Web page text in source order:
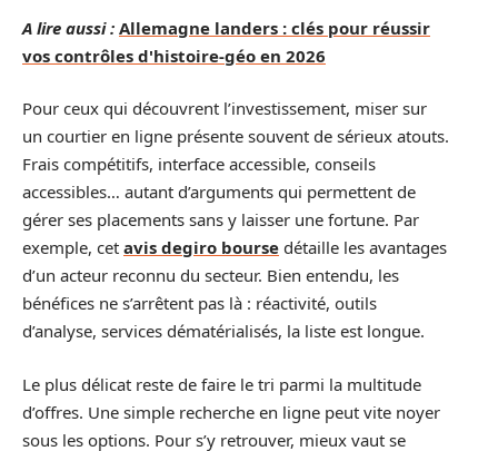
A lire aussi : Allemagne landers : clés pour réussir
vos contrôles d'histoire-géo en 2026
Pour ceux qui découvrent l’investissement, miser sur
un courtier en ligne présente souvent de sérieux atouts.
Frais compétitifs, interface accessible, conseils
accessibles… autant d’arguments qui permettent de
gérer ses placements sans y laisser une fortune. Par
exemple, cet avis degiro bourse détaille les avantages
d’un acteur reconnu du secteur. Bien entendu, les
bénéfices ne s’arrêtent pas là : réactivité, outils
d’analyse, services dématérialisés, la liste est longue.
Le plus délicat reste de faire le tri parmi la multitude
d’offres. Une simple recherche en ligne peut vite noyer
sous les options. Pour s’y retrouver, mieux vaut se